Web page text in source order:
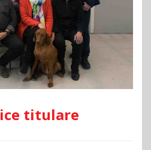
titulare